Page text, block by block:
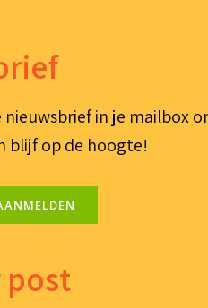
in je mailbox
blijf op de hoogte!
post